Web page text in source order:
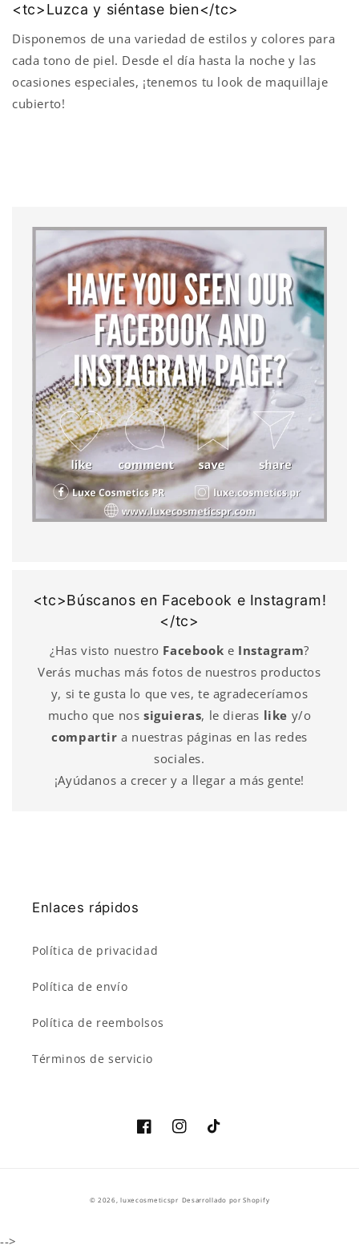
<tc>Luzca y siéntase bien</tc>
Disponemos de una variedad de estilos y colores para
cada tono de piel. Desde el día hasta la noche y las
ocasiones especiales, ¡tenemos tu look de maquillaje
cubierto!
<tc>Búscanos en Facebook e Instagram!
</tc>
¿Has visto nuestro Facebook e Instagram?
Verás muchas más fotos de nuestros productos
y, si te gusta lo que ves, te agradeceríamos
mucho que nos siguieras, le dieras like y/o
compartir a nuestras páginas en las redes
sociales.
¡Ayúdanos a crecer y a llegar a más gente!
Enlaces rápidos
Política de privacidad
Política de envío
Política de reembolsos
Términos de servicio
<transcy>Facebook</transcy>
InstagramTikTok
© 2026,luxecosmeticspr Desarrollado por Shopify
-->